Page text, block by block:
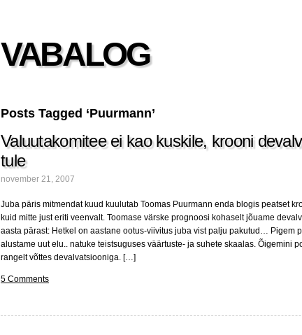
VABALOG
Posts Tagged ‘Puurmann’
Valuutakomitee ei kao kuskile, krooni
tule
november 21, 2007
Juba päris mitmendat kuud kuulutab Toomas Puurmann enda blogis peatset
kuid mitte just eriti veenvalt. Toomase värske prognoosi kohaselt jõuame
aasta pärast: Hetkel on aastane ootus-viivitus juba vist palju pakutud… Pigem
alustame uut elu.. natuke teistsuguses väärtuste- ja suhete skaalas. Õigemini
rangelt võttes devalvatsiooniga. […]
5 Comments